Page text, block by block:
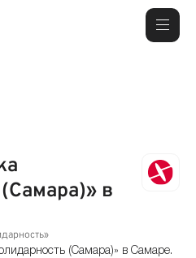
в
(Самара)» в Самаре.